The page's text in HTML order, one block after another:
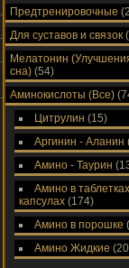
Предтренировочные
Для суставов и связок
Мелатонин
сна) (54)
Аминокислоты (Все)
Цитрулин (15)
Аргинин - Аланин
Амино - Таурин
Амино в
капсулах (174)
Амино в порошке
Амино Жидкие